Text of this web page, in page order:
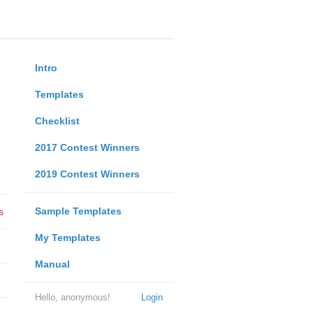
Intro
Templates
Checklist
2017 Contest Winners
2019 Contest Winners
Sample Templates
My Templates
Manual
Login
Hello, anonymous!